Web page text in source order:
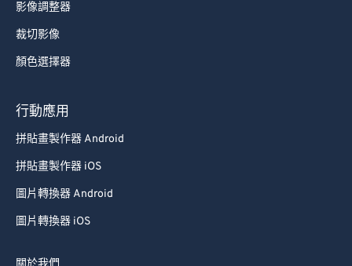
影像調整器
裁切影像
顏色選擇器
行動應用
拼貼畫製作器 Android
拼貼畫製作器 iOS
圖片轉換器 Android
圖片轉換器 iOS